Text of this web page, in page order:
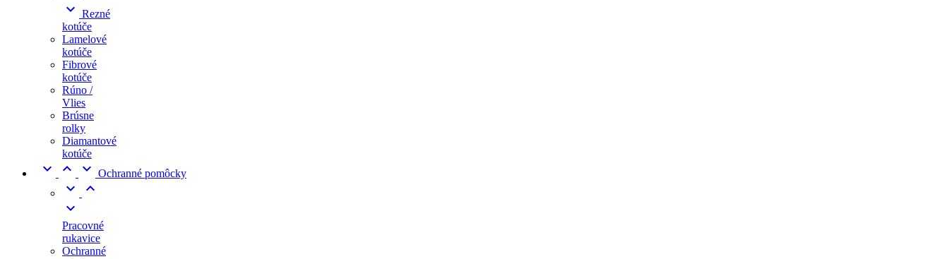
 Rezné
kotúče
Lamelové
kotúče
Fibrové
kotúče
Rúno /
Vlies
Brúsne
rolky
Diamantové
kotúče
   Ochranné pomôcky



Pracovné
rukavice
Ochranné